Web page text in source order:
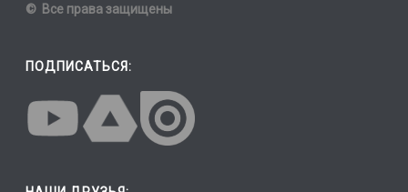
© Все права защищены
ПОДПИСАТЬСЯ: